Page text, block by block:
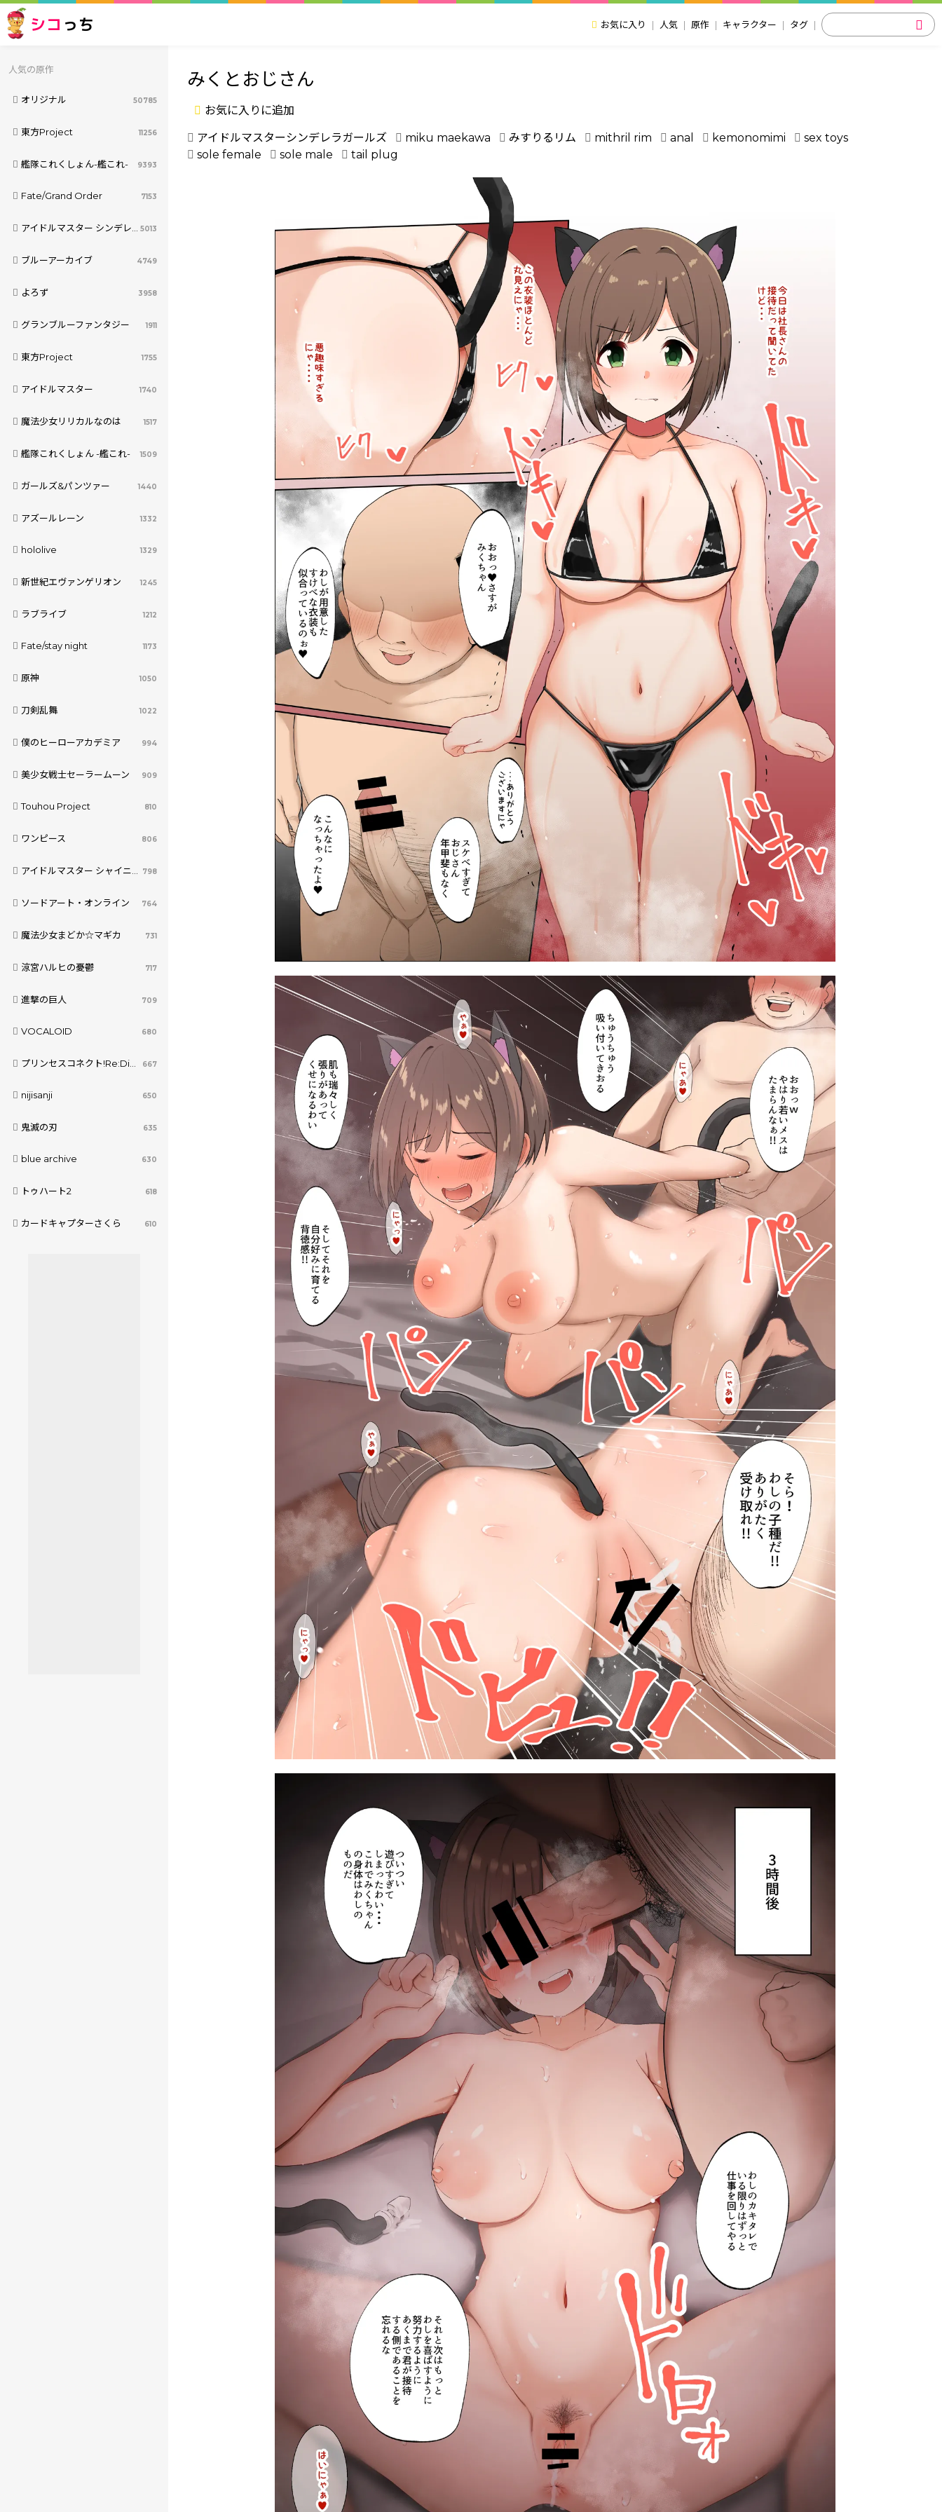
シコ っち お気に入り 人気 原作 キャラクター タグ
人気の原作
オリジナル 50785
東方Project 11256
艦隊これくしょん-艦これ- 9393
Fate/Grand Order 7153
アイドルマスター シンデレラガールズ 5013
ブルーアーカイブ 4749
よろず 3958
グランブルーファンタジー 1911
東方Project 1755
アイドルマスター 1740
魔法少女リリカルなのは 1517
艦隊これくしょん -艦これ- 1509
ガールズ&パンツァー 1440
アズールレーン 1332
hololive 1329
新世紀エヴァンゲリオン 1245
ラブライブ 1212
Fate/stay night 1173
原神 1050
刀剣乱舞 1022
僕のヒーローアカデミア 994
美少女戦士セーラームーン 909
Touhou Project 810
ワンピース 806
アイドルマスター シャイニーカラーズ 798
ソードアート・オンライン 764
魔法少女まどか☆マギカ 731
涼宮ハルヒの憂鬱 717
進撃の巨人 709
VOCALOID 680
プリンセスコネクト!Re:Dive 667
nijisanji 650
鬼滅の刃 635
blue archive 630
トゥハート2 618
カードキャプターさくら 610
みくとおじさん
お気に入りに追加
アイドルマスターシンデレラガールズ miku maekawa みすりるリム mithril rim anal kemonomimi
sex toys
sole female
sole male tail plug